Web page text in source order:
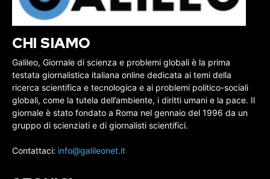
CHI SIAMO
Galileo, Giornale di scienza e problemi globali è la prima
testata giornalistica italiana online dedicata ai temi della
ricerca scientifica e tecnologica e ai problemi politico-sociali
globali, come la tutela dell’ambiente, i diritti umani e la pace. Il
giornale è stato fondato a Roma nel gennaio del 1996 da un
gruppo di scienziati e di giornalisti scientifici.
Contattaci: info@galileonet.it